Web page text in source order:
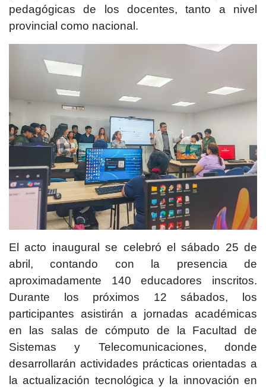
pedagógicas de los docentes, tanto a nivel
provincial como nacional.
El acto inaugural se celebró el sábado 25 de
abril, contando con la presencia de
aproximadamente 140 educadores inscritos.
Durante los próximos 12 sábados, los
participantes asistirán a jornadas académicas
en las salas de cómputo de la Facultad de
Sistemas y Telecomunicaciones, donde
desarrollarán actividades prácticas orientadas a
la actualización tecnológica y la innovación en